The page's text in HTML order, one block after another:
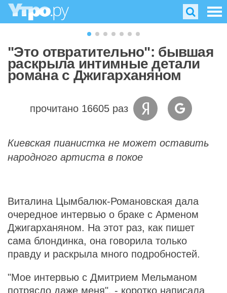
"Это отвратительно": бывшая
раскрыла интимные детали
романа с Джигарханяном
прочитано 16605 раз
Киевская пианистка не может оставить
народного артиста в покое
Виталина Цымбалюк-Романовская дала
очередное интервью о браке с Арменом
Джигарханяном. На этот раз, как пишет
сама блондинка, она говорила только
правду и раскрыла много подробностей.
"Мое интервью с Дмитрием Мельманом
потрясло даже меня", - коротко написала